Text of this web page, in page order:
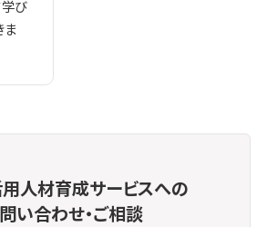
学び
ま
人材育成サービスへの
い合わせ・ご相談